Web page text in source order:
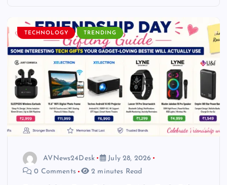
TECHNOLOGY TRENDING
AVNews24Desk
July 28, 2026
0 Comments
2 minutes Read